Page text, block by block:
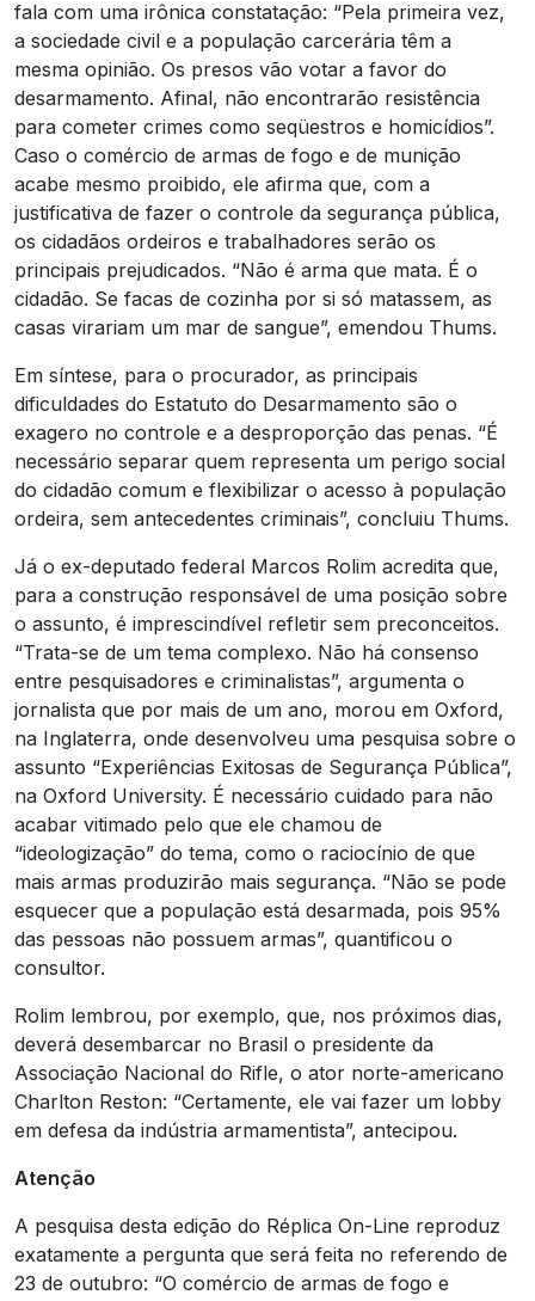
fala com uma irônica constatação: “Pela primeira vez,
a sociedade civil e a população carcerária têm a
mesma opinião. Os presos vão votar a favor do
desarmamento. Afinal, não encontrarão resistência
para cometer crimes como seqüestros e homicídios”.
Caso o comércio de armas de fogo e de munição
acabe mesmo proibido, ele afirma que, com a
justificativa de fazer o controle da segurança pública,
os cidadãos ordeiros e trabalhadores serão os
principais prejudicados. “Não é arma que mata. É o
cidadão. Se facas de cozinha por si só matassem, as
casas virariam um mar de sangue”, emendou Thums.
Em síntese, para o procurador, as principais
dificuldades do Estatuto do Desarmamento são o
exagero no controle e a desproporção das penas. “É
necessário separar quem representa um perigo social
do cidadão comum e flexibilizar o acesso à população
ordeira, sem antecedentes criminais”, concluiu Thums.
Já o ex-deputado federal Marcos Rolim acredita que,
para a construção responsável de uma posição sobre
o assunto, é imprescindível refletir sem preconceitos.
“Trata-se de um tema complexo. Não há consenso
entre pesquisadores e criminalistas”, argumenta o
jornalista que por mais de um ano, morou em Oxford,
na Inglaterra, onde desenvolveu uma pesquisa sobre o
assunto “Experiências Exitosas de Segurança Pública”,
na Oxford University. É necessário cuidado para não
acabar vitimado pelo que ele chamou de
“ideologização” do tema, como o raciocínio de que
mais armas produzirão mais segurança. “Não se pode
esquecer que a população está desarmada, pois 95%
das pessoas não possuem armas”, quantificou o
consultor.
Rolim lembrou, por exemplo, que, nos próximos dias,
deverá desembarcar no Brasil o presidente da
Associação Nacional do Rifle, o ator norte-americano
Charlton Reston: “Certamente, ele vai fazer um lobby
em defesa da indústria armamentista”, antecipou.
Atenção
A pesquisa desta edição do Réplica On-Line reproduz
exatamente a pergunta que será feita no referendo de
23 de outubro: “O comércio de armas de fogo e